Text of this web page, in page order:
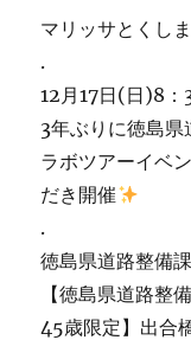
マリッサとくし
.
12月17日(日)8：
3年ぶりに徳島県
ラボツアーイベ
だき開催
.
徳島県道路整備
【徳島県道路整
45歳限定】出合